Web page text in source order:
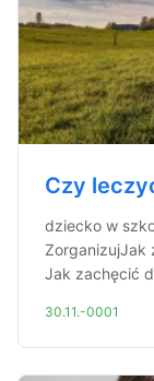
Czy
dziecko w
ZorganizujJak
Jak zachęcić
30.11.-0001